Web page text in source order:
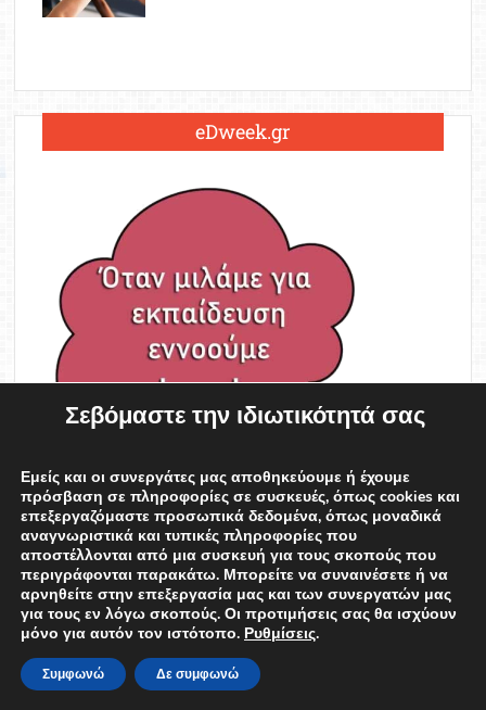
eDweek.gr
edweek
Σεβόμαστε την ιδιωτικότητά σας
Εμείς και οι συνεργάτες μας αποθηκεύουμε ή έχουμε
πρόσβαση σε πληροφορίες σε συσκευές, όπως cookies και
επεξεργαζόμαστε προσωπικά δεδομένα, όπως μοναδικά
αναγνωριστικά και τυπικές πληροφορίες που
αποστέλλονται από μια συσκευή για τους σκοπούς που
περιγράφονται παρακάτω. Μπορείτε να συναινέσετε ή να
αρνηθείτε στην επεξεργασία μας και των συνεργατών μας
για τους εν λόγω σκοπούς. Οι προτιμήσεις σας θα ισχύουν
μόνο για αυτόν τον ιστότοπο. Ρυθμίσεις.
Συμφωνώ Δε συμφωνώ